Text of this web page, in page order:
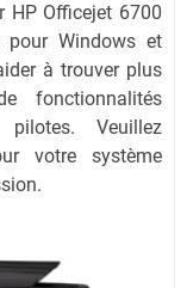
HP Officejet 6700
pour Windows et
à trouver plus
fonctionnalités
Veuillez
votre système